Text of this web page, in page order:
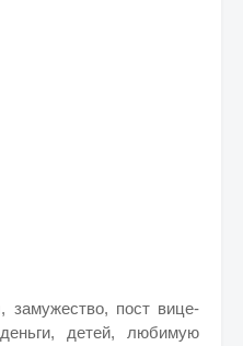
замужество, пост вице-
детей, любимую